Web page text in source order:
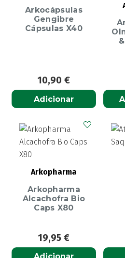
Arkocápsulas
Gengibre
Cápsulas X40
10,90 €
Adicionar
Arkopharma
Arkopharma
Alcachofra Bio
Caps X80
19,95 €